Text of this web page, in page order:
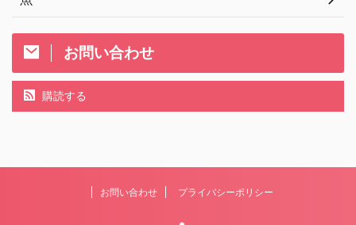
お問い合わせ
購読する
お問い合わせ プライバシーポリシー